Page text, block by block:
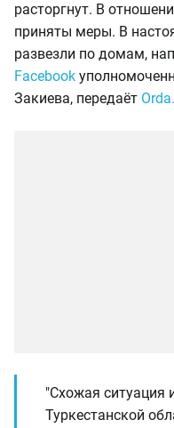
расторгнут. В
приняты меры. В
развезли по домам,
Facebook
Закиева, передаёт
"Схожая ситуация
Туркестанской